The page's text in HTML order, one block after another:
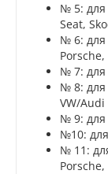
№ 5: для
Seat,
№ 6: для
№ 7: для
№ 8: для
VW/Audi
№ 9: для
№10:
№ 11: